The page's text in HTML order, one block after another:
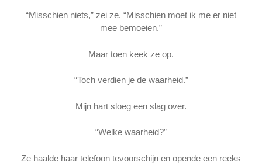
“Misschien niets,” zei ze. “Misschien moet ik me er niet
mee bemoeien.”
Maar toen keek ze op.
“Toch verdien je de waarheid.”
Mijn hart sloeg een slag over.
“Welke waarheid?”
Ze haalde haar telefoon tevoorschijn en opende een reeks